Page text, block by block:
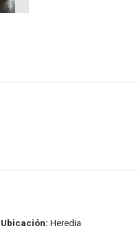
Ubicación: Heredia